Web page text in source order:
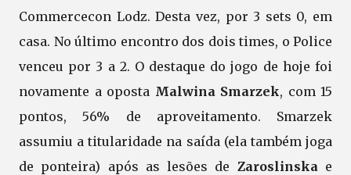
Commercecon Lodz. Desta vez, por 3 sets 0, em
casa. No último encontro dos dois times, o Police
venceu por 3 a 2. O destaque do jogo de hoje foi
novamente a oposta Malwina Smarzek, com 15
pontos, 56% de aproveitamento. Smarzek
assumiu a titularidade na saída (ela também joga
de ponteira) após as lesões de Zaroslinskae